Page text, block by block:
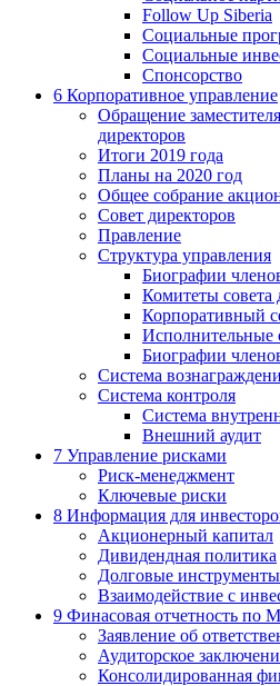
Follow Up Siberia
Социальные
Социальные
Спонсорство
6 Корпоративное управление
Обращение
директоров
Итоги 2019 года
Планы на 2020 год
Общее собрание
Совет директоров
Правление
Структура управления
Биографии
Комитеты совета
Корпоративный
Исполнительные
Биографии
Система
Система контроля
Система
Внешний аудит
7 Управление рисками
Риск-менеджмент
Ключевые риски
8 Информация для
Акционерный капитал
Дивидендная политика
Долговые инструменты
Взаимодействие с
9 Финасовая отчетность
Заявление об
Аудиторское
Консолидированная